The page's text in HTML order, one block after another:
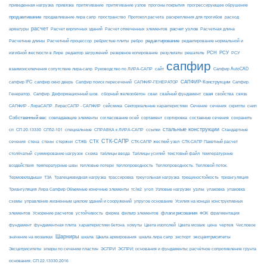
приведенная нагрузка привязка притягивание притягивание узлов прогоны покрытия прогрессирующее обрушение
продавливание продавливание лира сапр пространство Протокол расчета раскрепления для прогибов расход
арматуры расчет Расчет кирпичных зданий Расчет отмеченных элементов расчет узлов Расчетная длина
Расчетные длины Расчетный процессор ребристые плиты ребро редактирование редактирование нормальной и
изгибной жесткости в Лире редактор загружений резервное копирование результаты решатель РСН РСУ РСУ
взаимоисключения сопутствие лира-сапр Руководство по ЛИРА-САПР сайт сапфир Сапфир AutoCAD
сапфир IFC сапфир окно дверь Сапфир поиск пересечений САПФИР-ГЕНЕРАТОР САПФИР-Конструкции Сапфир.
Генератор. Сапфир. Деформационный шов. сборный железобетон сваи свайный фундамент свая свойства связь
САПФИР - ЛираСАПР. ЛирасСАПР - САПФИР сейсмика Секториальные характеристики Сечение сечения скрипты снип
Собственный вес совпадающие элементы согласование осей сортамент сортировка составные сечения сохранить
сп СП 20.13330 СП52-101 специальные СПРАВКА к ЛИРА-САПР ссылки стальные конструкции Стандартные
сечения стена стены стержни СТЖБ СТК СТК-САПР СТК-САПР жесткий узел СТК-САПР Пакетный расчет
столбчатый суммирование нагрузок схема таблицы ввода Таблицы усилий текстовый файл температурные
воздействия температурные швы тепловые потери теплопроводность Теплопроводность. Тепловой поток.
Термовкладыши ТЗА Трапециевидная нагрузка трассировка треугольная нагрузка трещиностойкость триангуляция
Триангуляция Лира Сапфир Объемные конечные элементы тс/м2 угол Узловые нагрузки узлы упаковка упаковка
схемы управление жизненным циклом зданий и сооружений упругое основание Усилия на концах конструктивных
элементов Ускорение расчетов устойчивость ферма фильтр элементов флаги рисования ФОК фрагментация
фундамент фундаментная плита характеристики бетона хомуты Цвета изополей Цвета мозаик цена чертеж Числовое
значение на мозаиках Шарниры шкала Шкала армирования шкала лира сапр экспорт эксцентриситеты
Эксцетриситеты эпюры по сечению пластин ЭСПРИ ЭСПРИ; основания и фундаменты; расчётное сопротивление грунта
основания; СП 22.13330.2016